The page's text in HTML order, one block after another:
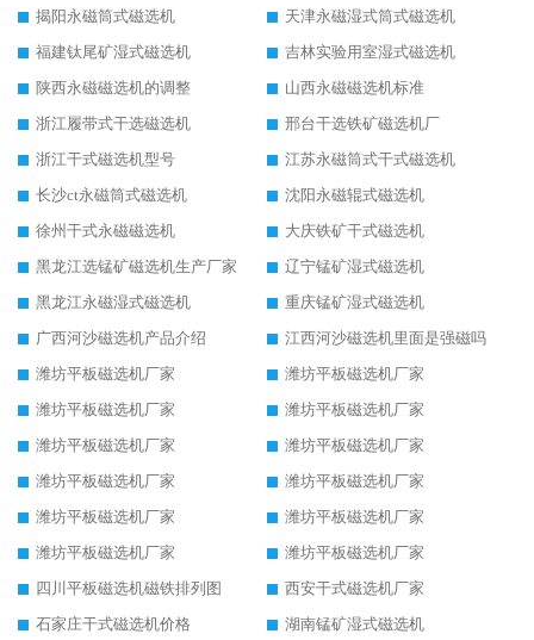
揭阳永磁筒式磁选机
天津永磁湿式筒式磁选机
福建钛尾矿湿式磁选机
吉林实验用室湿式磁选机
陕西永磁磁选机的调整
山西永磁磁选机标准
浙江履带式干选磁选机
邢台干选铁矿磁选机厂
浙江干式磁选机型号
江苏永磁筒式干式磁选机
长沙ct永磁筒式磁选机
沈阳永磁辊式磁选机
徐州干式永磁磁选机
大庆铁矿干式磁选机
黑龙江选锰矿磁选机生产厂家
辽宁锰矿湿式磁选机
黑龙江永磁湿式磁选机
重庆锰矿湿式磁选机
广西河沙磁选机产品介绍
江西河沙磁选机里面是强磁吗
潍坊平板磁选机厂家
潍坊平板磁选机厂家
潍坊平板磁选机厂家
潍坊平板磁选机厂家
潍坊平板磁选机厂家
潍坊平板磁选机厂家
潍坊平板磁选机厂家
潍坊平板磁选机厂家
潍坊平板磁选机厂家
潍坊平板磁选机厂家
潍坊平板磁选机厂家
潍坊平板磁选机厂家
四川平板磁选机磁铁排列图
西安干式磁选机厂家
石家庄干式磁选机价格
湖南锰矿湿式磁选机